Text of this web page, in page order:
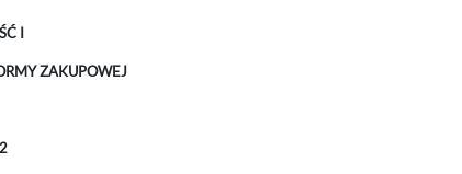
I
ZAKUPOWEJ